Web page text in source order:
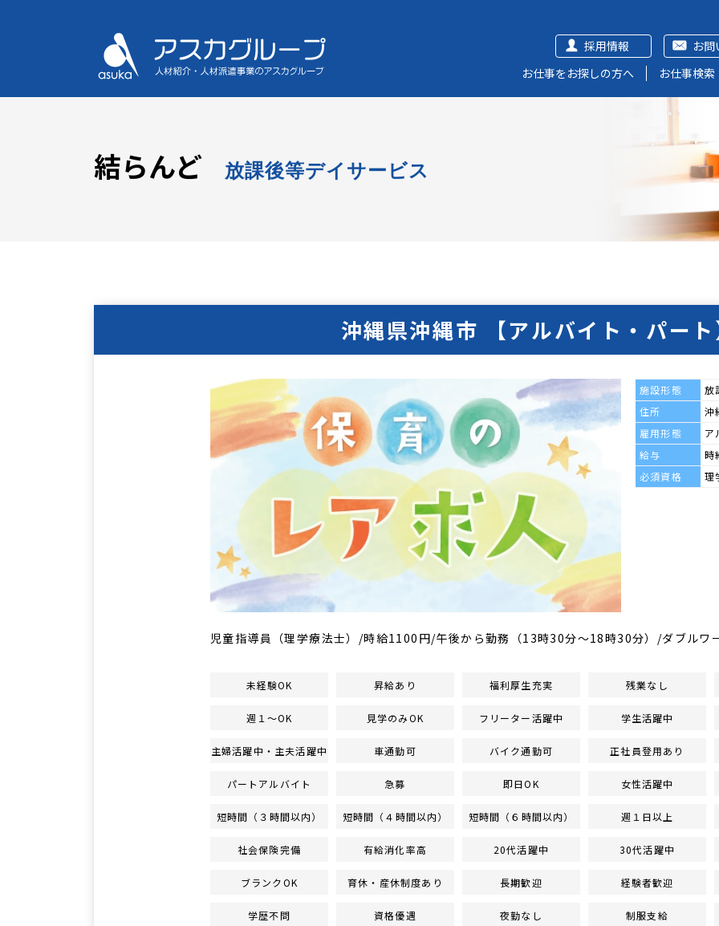
お問
採用情報
お仕事をお探しの方へ
お仕事検索
結らんど 放課後等デイサービス
沖縄県沖縄市 【アルバイト・パー
施設形態
放
住所
沖
雇用形態
ア
給与
時
必須資格
理
児童指導員（理学療法士）/時給1100円/午後から勤務（13時30分～18時30分）/ダブルワ
未経験OK 昇給あり 福利厚生充実 残業なし
週１～OK 見学のみOK フリーター活躍中 学生活躍中
主婦活躍中・主夫活躍中 車通勤可 バイク通勤可 正社員登用あり
パートアルバイト 急募 即日OK 女性活躍中
短時間（３時間以内） 短時間（４時間以内） 短時間（６時間以内） 週１日以上
社会保険完備 有給消化率高 20代活躍中 30代活躍中
ブランクOK 育休・産休制度あり 長期歓迎 経験者歓迎
学歴不問 資格優遇 夜勤なし 制服支給